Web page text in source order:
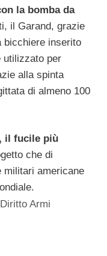
la bomba da
il Garand, grazie
bicchiere inserito
utilizzato per
alla spinta
di almeno 100
il fucile più
che di
militari americane
Armi